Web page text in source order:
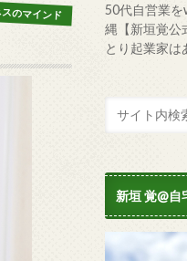
のマインド
50代自営業を
縄【新垣覚公
とり起業家は
新垣 覚@